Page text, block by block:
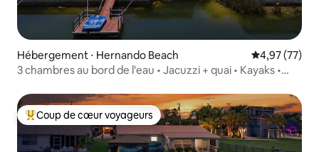
Hébergement ⋅ Hernando Beach Évaluation
4,97 (77)
3 chambres au bord de l'eau • Jacuzzi + quai • Kayaks •
Coups de cœur voyageurs les plus appréciés
Coup de cœur voyageurs